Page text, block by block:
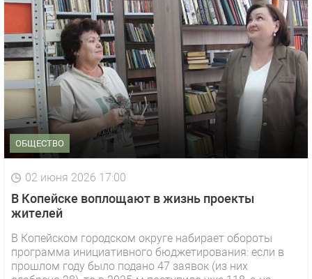
ОБЩЕСТВО
02 июня 2026 17:00
В Копейске воплощают в жизнь проекты
жителей
В Копейском городском округе набирает обороты
программа инициативного бюджетирования: если в
прошлом году было подано 47 заявок (из них